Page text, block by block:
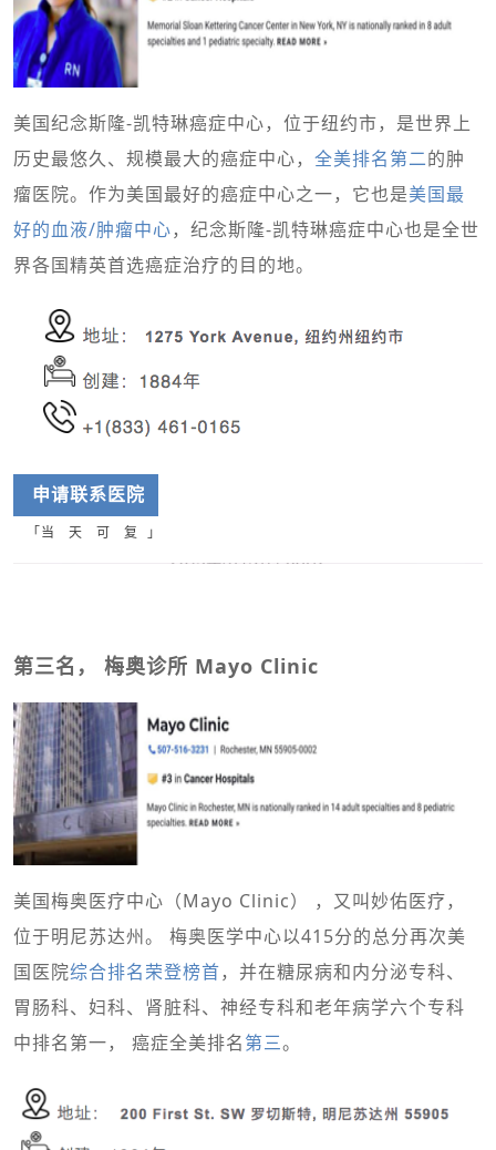
美国纪念斯隆-凯特琳癌症中心，位于纽约市，是世界上
历史最悠久、规模最大的癌症中心， 全美排名第二的肿
瘤医院。作为美国最好的癌症中心之一，它也是美国最
好的血液/肿瘤中心，纪念斯隆-凯特琳癌症中心也是全世
界各国精英首选癌症治疗的目的地。
申请联系 医院
「当 天 可 复 」
第三名， 梅奥诊所 Mayo Clinic
美国梅奥医疗中心（Mayo Clinic） ，又叫妙佑医疗，
位于明尼苏达州。 梅奥医学中心以415分的总分再次美
国医院综合排名荣登榜首，并在糖尿病和内分泌专科、
胃肠科、妇科、肾脏科、神经专科和老年病学六个专科
中排名第一， 癌症全美排名第三。